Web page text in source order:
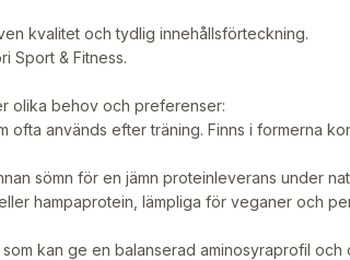
kvalitet och tydlig innehållsförteckning.
Sport & Fitness.
olika behov och preferenser:
ofta används efter träning. Finns i formerna
sömn för en jämn proteinleverans under
hampaprotein, lämpliga för veganer och
kan ge en balanserad aminosyraprofil och